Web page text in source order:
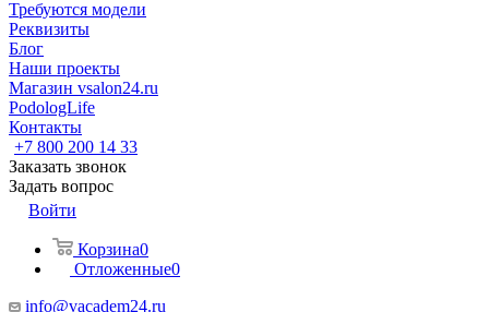
Требуются модели
Реквизиты
Блог
Наши проекты
Магазин vsalon24.ru
PodologLife
Контакты
+7 800 200 14 33
Заказать звонок
Задать вопрос
Войти
Корзина0
Отложенные0
info@vacadem24.ru